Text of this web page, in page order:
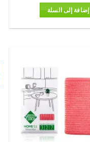
هو:
342.00 EGP.
إضافة إلى السلة